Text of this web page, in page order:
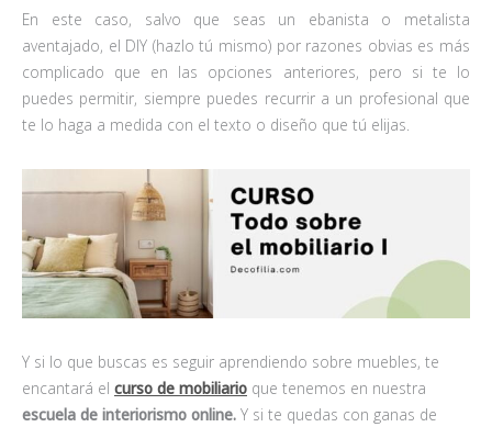
En este caso, salvo que seas un ebanista o metalista
aventajado, el DIY (hazlo tú mismo) por razones obvias es más
complicado que en las opciones anteriores, pero si te lo
puedes permitir, siempre puedes recurrir a un profesional que
te lo haga a medida con el texto o diseño que tú elijas.
Y si lo que buscas es seguir aprendiendo sobre muebles, te
encantará el curso de mobiliario que tenemos en nuestra
escuela de interiorismo online. Y si te quedas con ganas de